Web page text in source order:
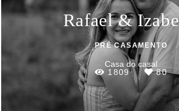
Rafael &
PRÉ CASAMENTO
Casa do casal
1809
80